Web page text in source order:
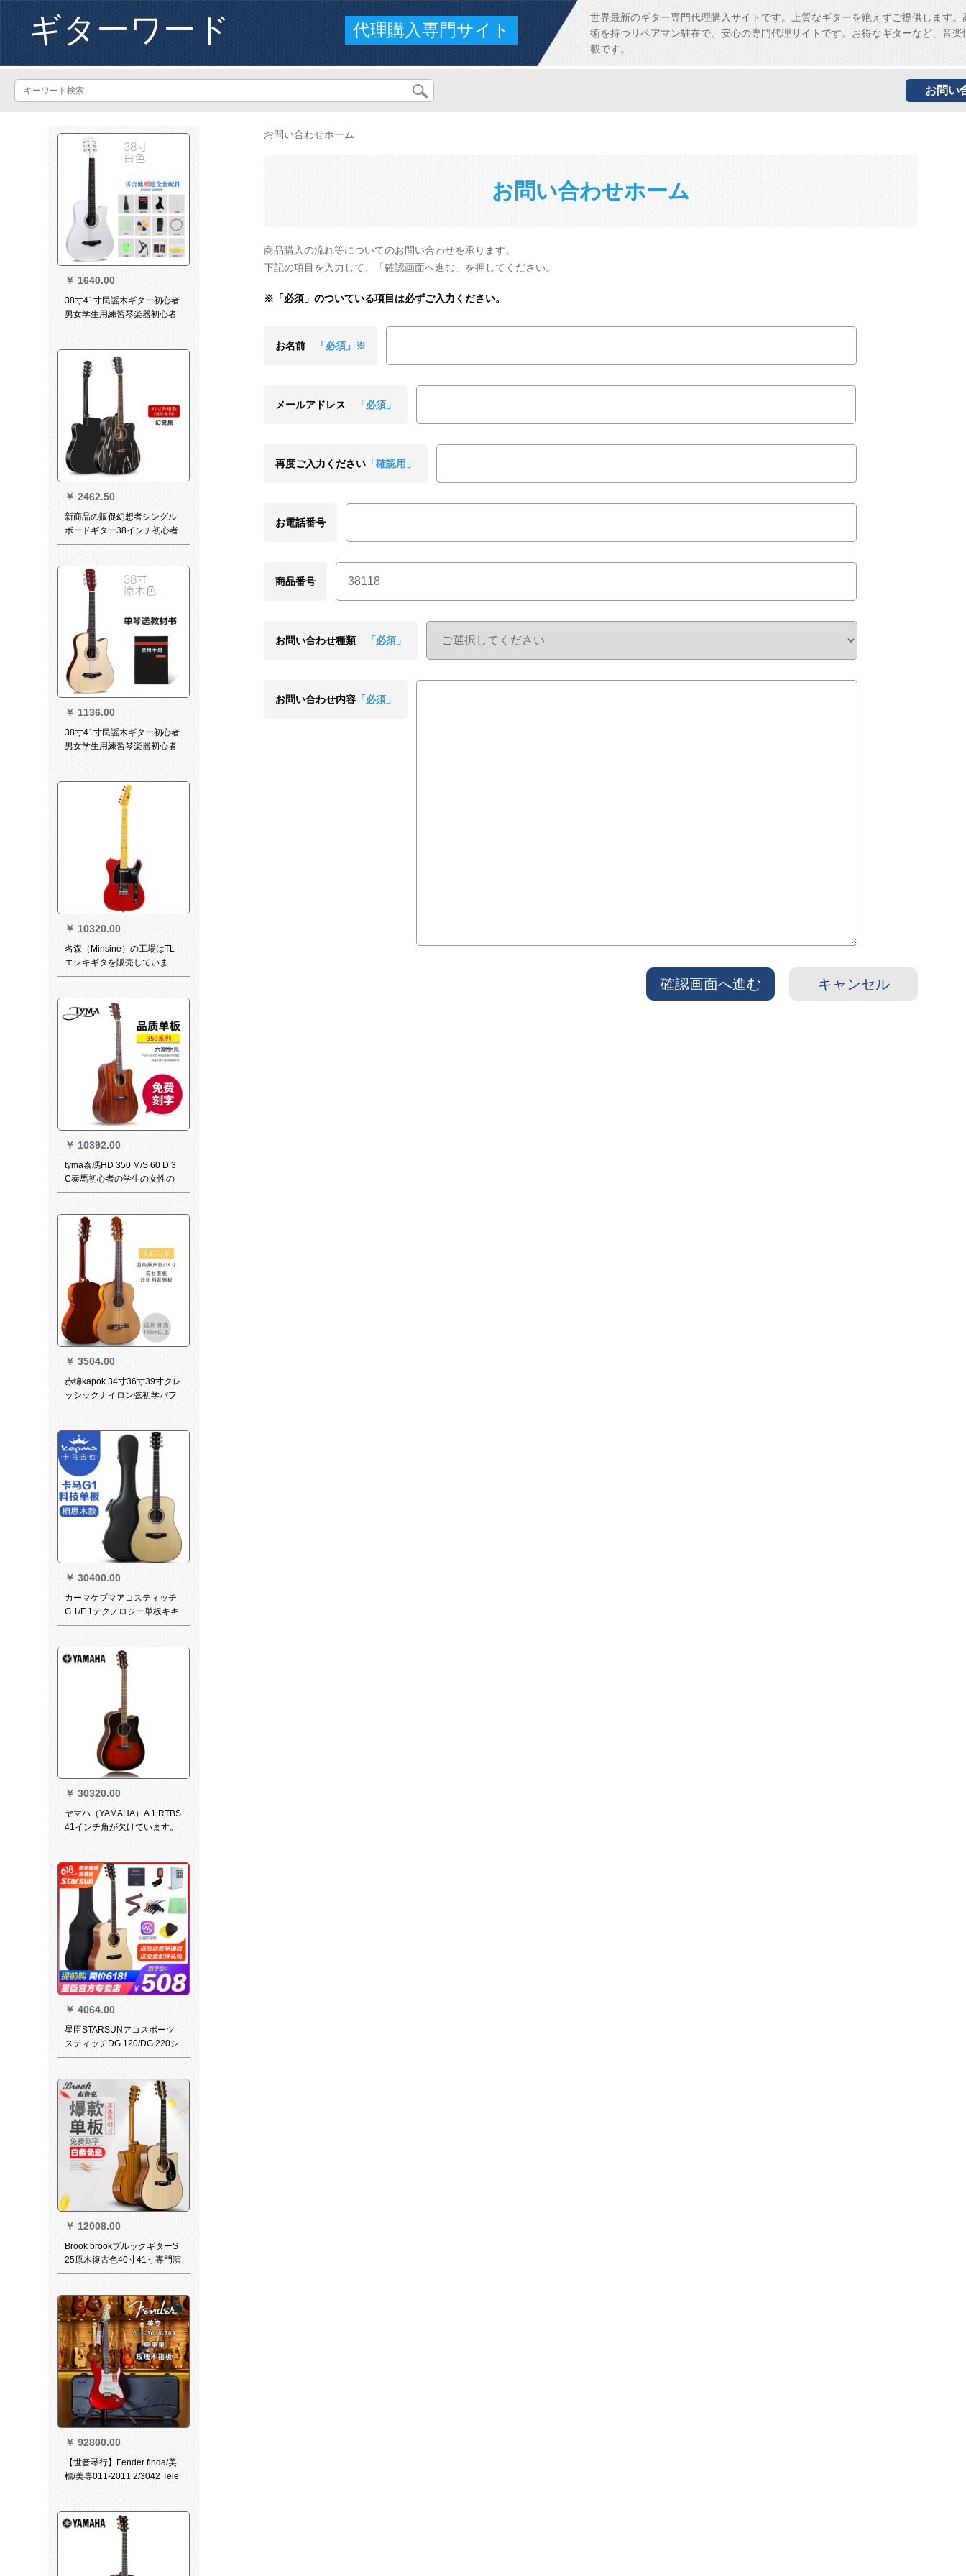
ギターワード 代理購入専門サイト
世界最新のギター専門代理購入サイトです。上質なギターを絶えずご提供します。
術を持つリペアマン駐在で、安心の専門代理サイトです。お得なギターなど、音楽
載です。
お問い
￥ 1640.00
38寸41寸民謡木ギター初心者
男女学生用練習琴楽器初心者
入門吉それjita白+無料教育+全
￥ 2462.50
新商品の販促幻想者シングル
ボードギター38インチ初心者
ギター41インチアコスティッ
色豪華アクセサリー+調音器
￥ 1136.00
38寸41寸民謡木ギター初心者
男女学生用練習琴楽器初心者
入門吉それjita原木色+無料教
￥ 10320.00
名森（Minsine）の工場はTL
エレキギタを販売していま
す。アヴリギギターのセット
ットです。六エレキギタ卓楽
スピーカーの総合効果器で
￥ 10392.00
tyma泰瑪HD 350 M/S 60 D 3
C泰馬初心者の学生の女性の
男性の単板の民謡の木のギタ
ュースボックスに欠けます
￥ 3504.00
赤绵kapok 34寸36寸39寸クレ
ッシックナイロン弦初学パフ
ォーマンス云杉単板エリック
ターギターギターLC-18云杉
原木色云39寸クラシック
￥ 30400.00
カーマケプマアコスティッチ
G 1/F 1テクノロジー単板キキ
41インチジタオプションの電
術単板41インチ+原装琴箱
（相思木タイプ）
￥ 30320.00
ヤマハ（YAMAHA）A 1 RTBS
41インチ角が欠けています。
単板エレクトリックボックス
ター、タバコ色のグラデーシ
ョン録音ステージの演出で
￥ 4064.00
星臣STARSUNアコスポーツ
スティッチDG 120/DG 220シ
リーズ星初心者キキ楽器レベ
220 C-Pマット原木色
￥ 12008.00
Brook brookブルックギターS
25原木復古色40寸41寸専門演
奏単板民謡電箱女子初学指弾S
￥ 92800.00
【世音琴行】Fender finda/美
標/美専011-2011 2/3042 Tele
美産エレキギタリー011-
お問い合わせホーム
お問い合わせホーム
商品購入の流れ等についてのお問い合わせを承ります。
下記の項目を入力して、「確認画面へ進む」を押してください。
※「必須」のついている項目は必ずご入力ください。
お名前 「必須」※
メールアドレス 「必須」
再度ご入力ください 「確認用」
お電話番号
商品番号
お問い合わせ種類 「必須」
お問い合わせ内容 「必須」
キャンセル
確認画面へ進む